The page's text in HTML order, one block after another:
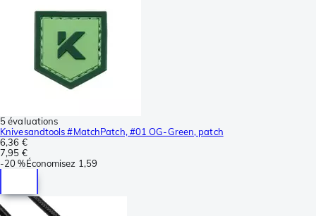
5 évaluations
Knivesandtools #MatchPatch, #01 OG-Green, patch
6,36 €
7,95 €
-20 %Économisez 1,59